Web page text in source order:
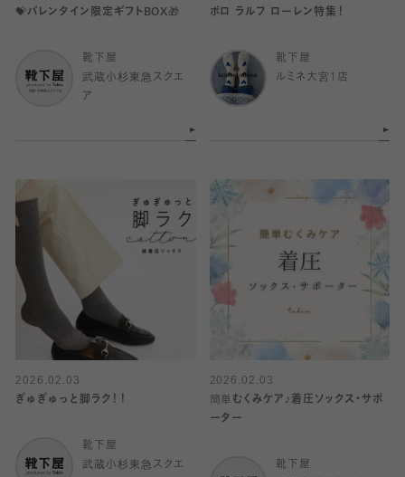
💝バレンタイン限定ギフトBOX🎁
靴下屋
武蔵小杉東急スクエ
ア
ポロ ラルフ ローレン特集！
靴下屋
ルミネ大宮1店
2026.02.03
ぎゅぎゅっと脚ラク！！
靴下屋
武蔵小杉東急スクエ
2026.02.03
簡単むくみケア♪着圧ソックス・サポ
ーター
靴下屋